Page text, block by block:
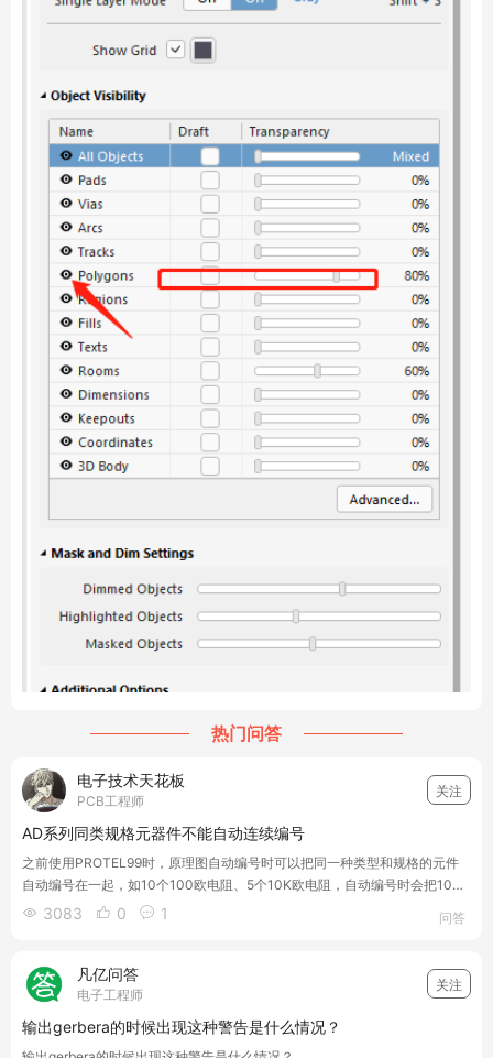
热门问答
电子技术天花板
PCB工程师
关注
AD系列同类规格元器件不能自动连续编号
之前使用PROTEL99时，原理图自动编号时可以把同一种类型和规格的元件
自动编号在一起，如10个100欧电阻、5个10K欧电阻，自动编号时会把100
欧电子自动编号为R1，R2...R10，10K欧电阻自动编号为R11，R12...R15。
 3083  0  1 问答
凡亿问答
电子工程师
关注
输出gerbera的时候出现这种警告是什么情况？